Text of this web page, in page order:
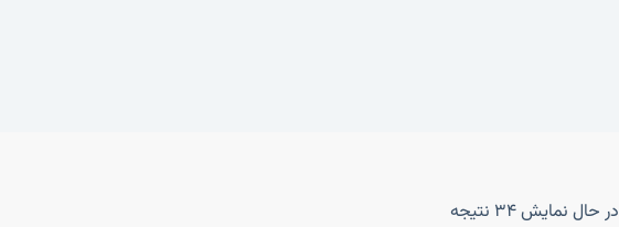
در حال نمایش 34 نتیجه